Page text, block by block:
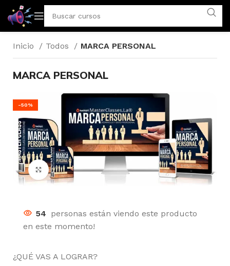
Inicio Todos MARCA PERSONAL
MARCA PERSONAL
-50%
Click para agrandar
54 personas están viendo este producto
en este momento!
¿QUÉ VAS A LOGRAR?